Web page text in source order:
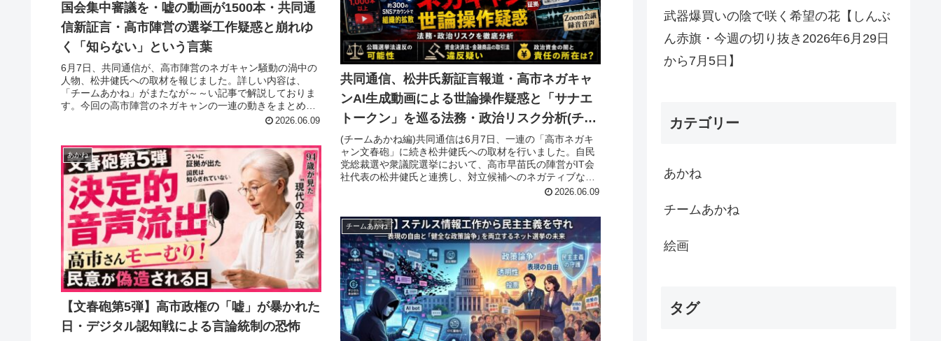
国会集中審議を・嘘の動画が1500本・共同通
信新証言・高市陣営の選挙工作疑惑と崩れゆ
く「知らない」という言葉
6月7日、共同通信が、高市陣営のネガキャン騒動の渦中の
人物、松井健氏への取材を報じました。詳しい内容は、
「チームあかね」がまたなが～～い記事で解説しておりま
す。今回の高市陣営のネガキャンの一連の動きをまとめて
2026.06.09
共同通信、松井氏新証言報道・高市ネガキャ
ンAI生成動画による世論操作疑惑と「サナエ
トークン」を巡る法務・政治リスク分析(チー
ムあかね編)
(チームあかね編)共同通信は6月7日、一連の「高市ネガキ
ャン文春砲」に続き松井健氏への取材を行いました。自民
党総裁選や衆議院選挙において、高市早苗氏の陣営がIT会
社代表の松井健氏と連携し、対立候補へのネガティブな動
2026.06.09
あかね
【文春砲第5弾】高市政権の「嘘」が暴かれた
日・デジタル認知戦による言論統制の恐怖
チームあかね
武器爆買いの陰で咲く希望の花【しんぶ
ん赤旗・今週の切り抜き2026年6月29日
から7月5日】
カテゴリー
あかね
チームあかね
絵画
タグ